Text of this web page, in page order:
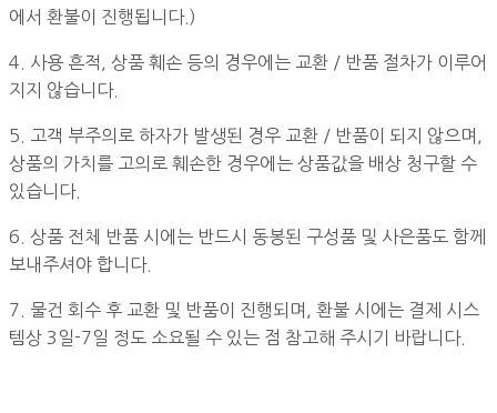
에서 환불이 진행됩니다.)
4. 사용 흔적, 상품 훼손 등의 경우에는 교환 / 반품 절차가 이루어
지지 않습니다.
5. 고객 부주의로 하자가 발생된 경우 교환 / 반품이 되지 않으며,
상품의 가치를 고의로 훼손한 경우에는 상품값을 배상 청구할 수
있습니다.
6. 상품 전체 반품 시에는 반드시 동봉된 구성품 및 사은품도 함께
보내주셔야 합니다.
7. 물건 회수 후 교환 및 반품이 진행되며, 환불 시에는 결제 시스
템상 3일-7일 정도 소요될 수 있는 점 참고해 주시기 바랍니다.